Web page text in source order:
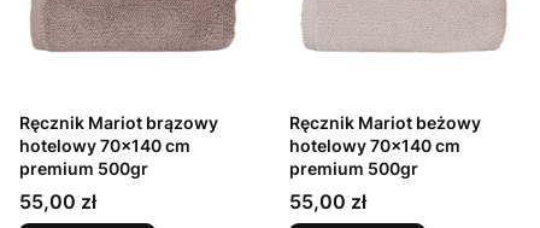
Ręcznik Mariot brązowy
hotelowy 70x140 cm
premium 500gr
Cena
55,00 zł
Ręcznik Mariot beżowy
hotelowy 70x140 cm
premium 500gr
Cena
55,00 zł